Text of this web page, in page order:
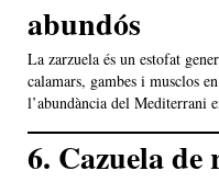
abundós
La zarzuela és un estofat
calamars, gambes i musclos
l’abundància del Mediterrani
6. Cazuela de